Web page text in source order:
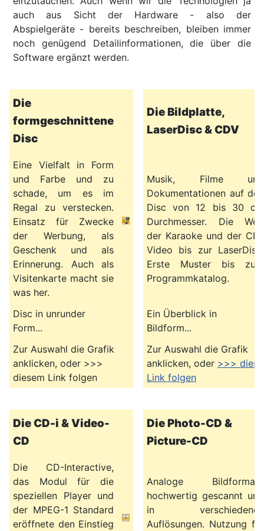
auch aus Sicht der Hardware - also der
Abspielgeräte - bereits beschreiben, bleiben immer
noch genügend Detailinformationen, die über die
Software ergänzt werden.
Die
formgeschnittene
Disc
Die Bildplatte,
LaserDisc & CDV
Eine Vielfalt in Form
und Farbe und zu
schade, um es im
Regal zu verstecken.
Einsatz für Zwecke
der Werbung, als
Geschenk und als
Erinnerung. Auch als
Visitenkarte macht sie
was her.
Musik, Filme und
Dokumentationen auf den
Disc von 12 bis 30 cm
Durchmesser. Die Welt
der Karaoke und der CD-
Video bis zur LaserDisc.
Erste Muster bis zum
Programmkatalog.
Disc in unrunder
Form...
Ein Überblick in
Bildform...
Zur Auswahl die Grafik
anklicken, oder >>>
diesem Link folgen
Zur Auswahl die Grafik
anklicken, oder >>>
Link folgen
Die CD-i & Video-
CD
Die Photo-CD &
Picture-CD
Die CD-Interactive,
das Modul für die
speziellen Player und
der MPEG-1 Standard
eröffnete den Einstieg
Analoge Bildformate
hochwertig gescannt und
in verschiedenen
Auflösungen. Nutzung für